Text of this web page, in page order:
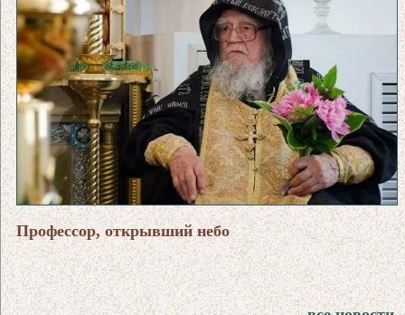
Профессор, открывший небо